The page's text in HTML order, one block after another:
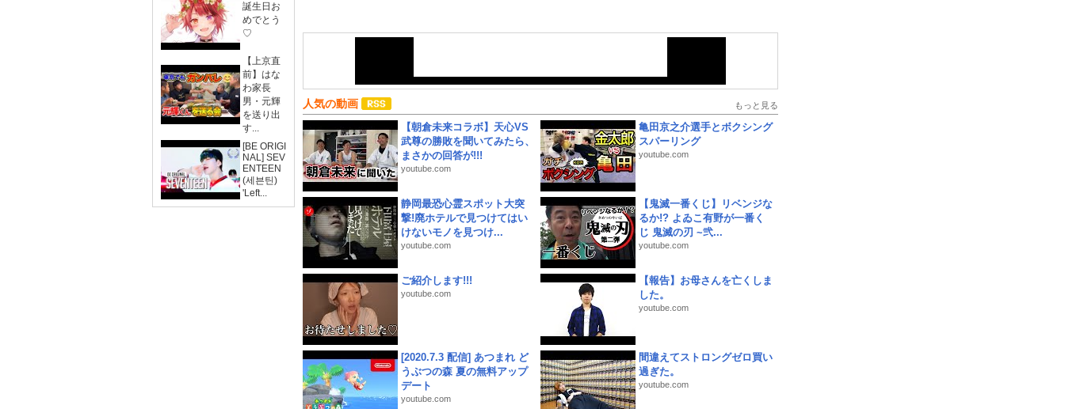
誕生日お
めでとう
♡
【上京直
前】はな
わ家長
男・元輝
を送り出
す...
[BE ORIGI
NAL] SEV
ENTEEN
(세븐틴)
'Left...
人気の動画 もっと見る
【朝倉未来コラボ】天心VS
武尊の勝敗を聞いてみたら、
まさかの回答が!!!
youtube.com
亀田京之介選手とボクシング
スパーリング
youtube.com
静岡最恐心霊スポット大突
撃!廃ホテルで見つけてはい
けないモノを見つけ...
youtube.com
【鬼滅一番くじ】リベンジな
るか!? よゐこ有野が一番く
じ 鬼滅の刃 ~弐...
youtube.com
ご紹介します!!!
youtube.com
【報告】お母さんを亡くしま
した。
youtube.com
[2020.7.3 配信] あつまれ ど
うぶつの森 夏の無料アップ
デート
youtube.com
間違えてストロングゼロ買い
過ぎた。
youtube.com